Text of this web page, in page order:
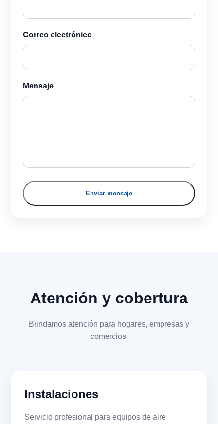
Correo electrónico
Mensaje
Enviar mensaje
Atención y cobertura
Brindamos atención para hogares, empresas y
comercios.
Instalaciones
Servicio profesional para equipos de aire